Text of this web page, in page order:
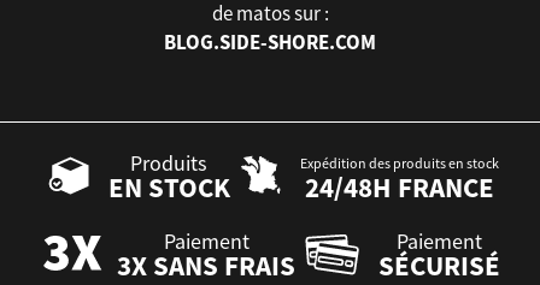
de matos sur :
BLOG.SIDE-SHORE.COM
Produits
EN STOCK
Expédition des produits en stock
24/48H FRANCE
Paiement
3X SANS FRAIS
Paiement
SÉCURISÉ